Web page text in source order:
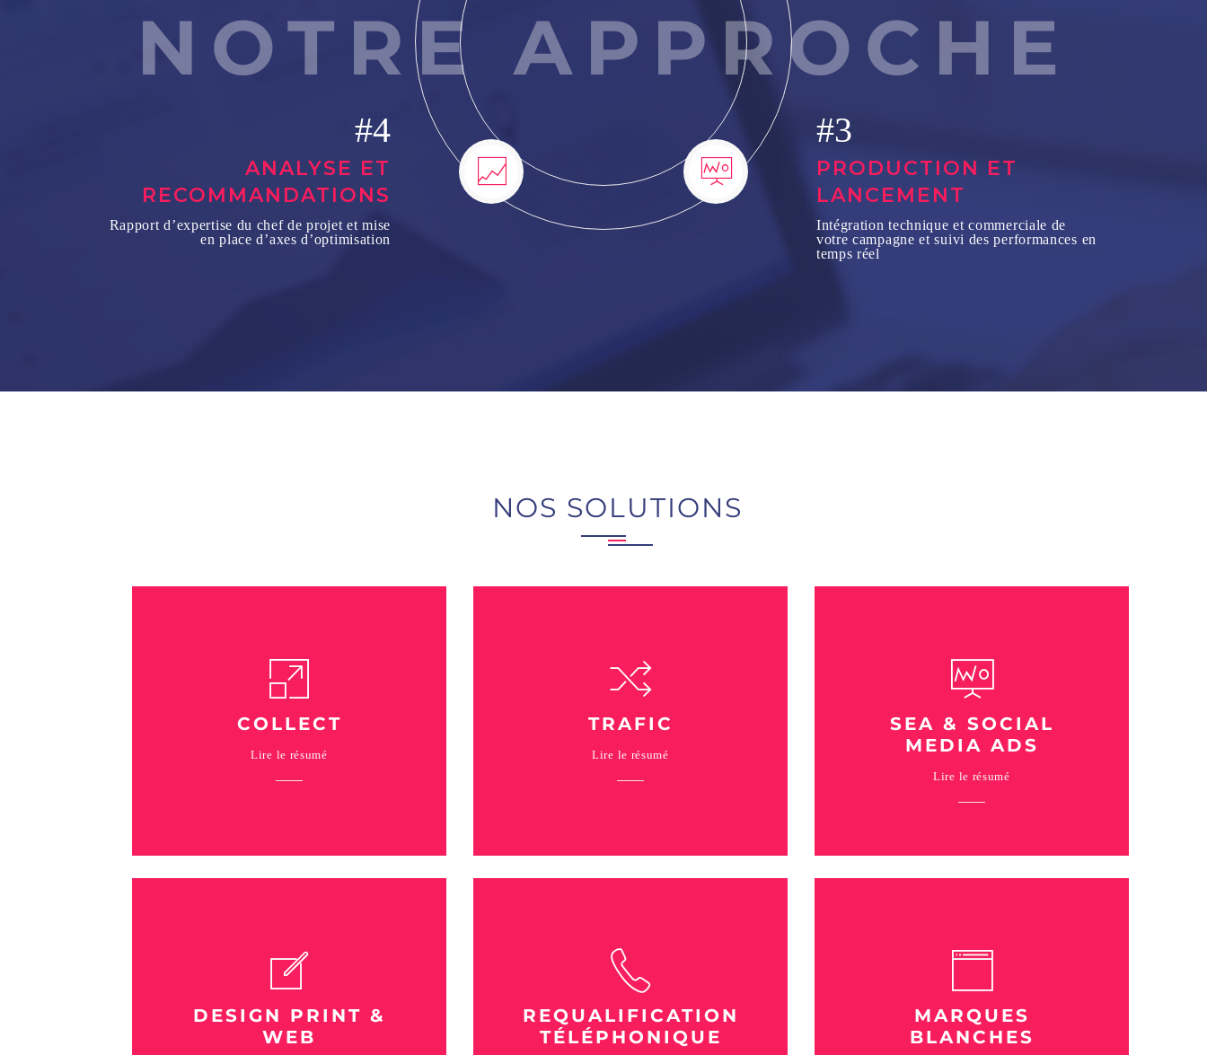
#3
PRODUCTION ET
LANCEMENT
Intégration technique et commerciale de
votre campagne et suivi des performances en
temps réel
#4
ANALYSE ET
RECOMMANDATIONS
Rapport d’expertise du chef de projet et mise
en place d’axes d’optimisation
NOTRE APPROCHE
NOS SOLUTIONS
COLLECT
Lire le résumé
ventes.
DESIGN PRINT &
WEB
TRAFIC
Lire le résumé
prospects.
REQUALIFICATION
TÉLÉPHONIQUE
SEA & SOCIAL
MEDIA ADS
Lire le résumé
générer rapidement de l’audience de
MARQUES
BLANCHES